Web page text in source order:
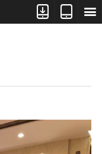


